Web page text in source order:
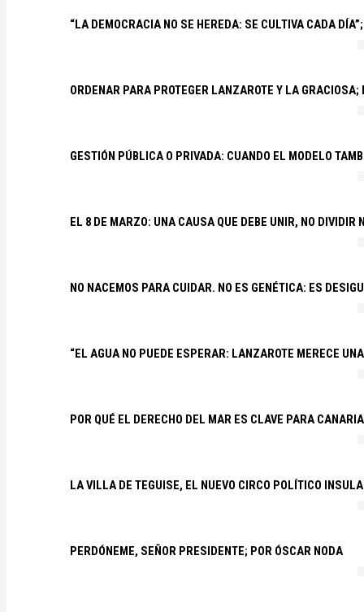
“LA DEMOCRACIA NO SE HEREDA: SE CULTIVA CADA
ORDENAR PARA PROTEGER LANZAROTE Y LA
GESTIÓN PÚBLICA O PRIVADA: CUANDO EL MODELO
EL 8 DE MARZO: UNA CAUSA QUE DEBE UNIR, NO DIVIDIR
NO NACEMOS PARA CUIDAR. NO ES GENÉTICA: ES
“EL AGUA NO PUEDE ESPERAR: LANZAROTE MERECE
POR QUÉ EL DERECHO DEL MAR ES CLAVE PARA
LA VILLA DE TEGUISE, EL NUEVO CIRCO POLÍTICO
PERDÓNEME, SEÑOR PRESIDENTE; POR ÓSCAR NODA